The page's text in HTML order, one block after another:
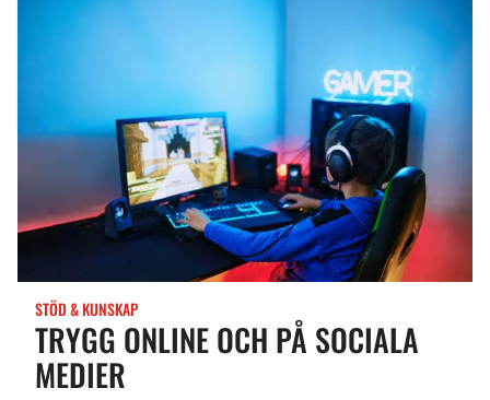
TRYGG ONLINE OCH PÅ SOCIALA
MEDIER
STÖD & KUNSKAP